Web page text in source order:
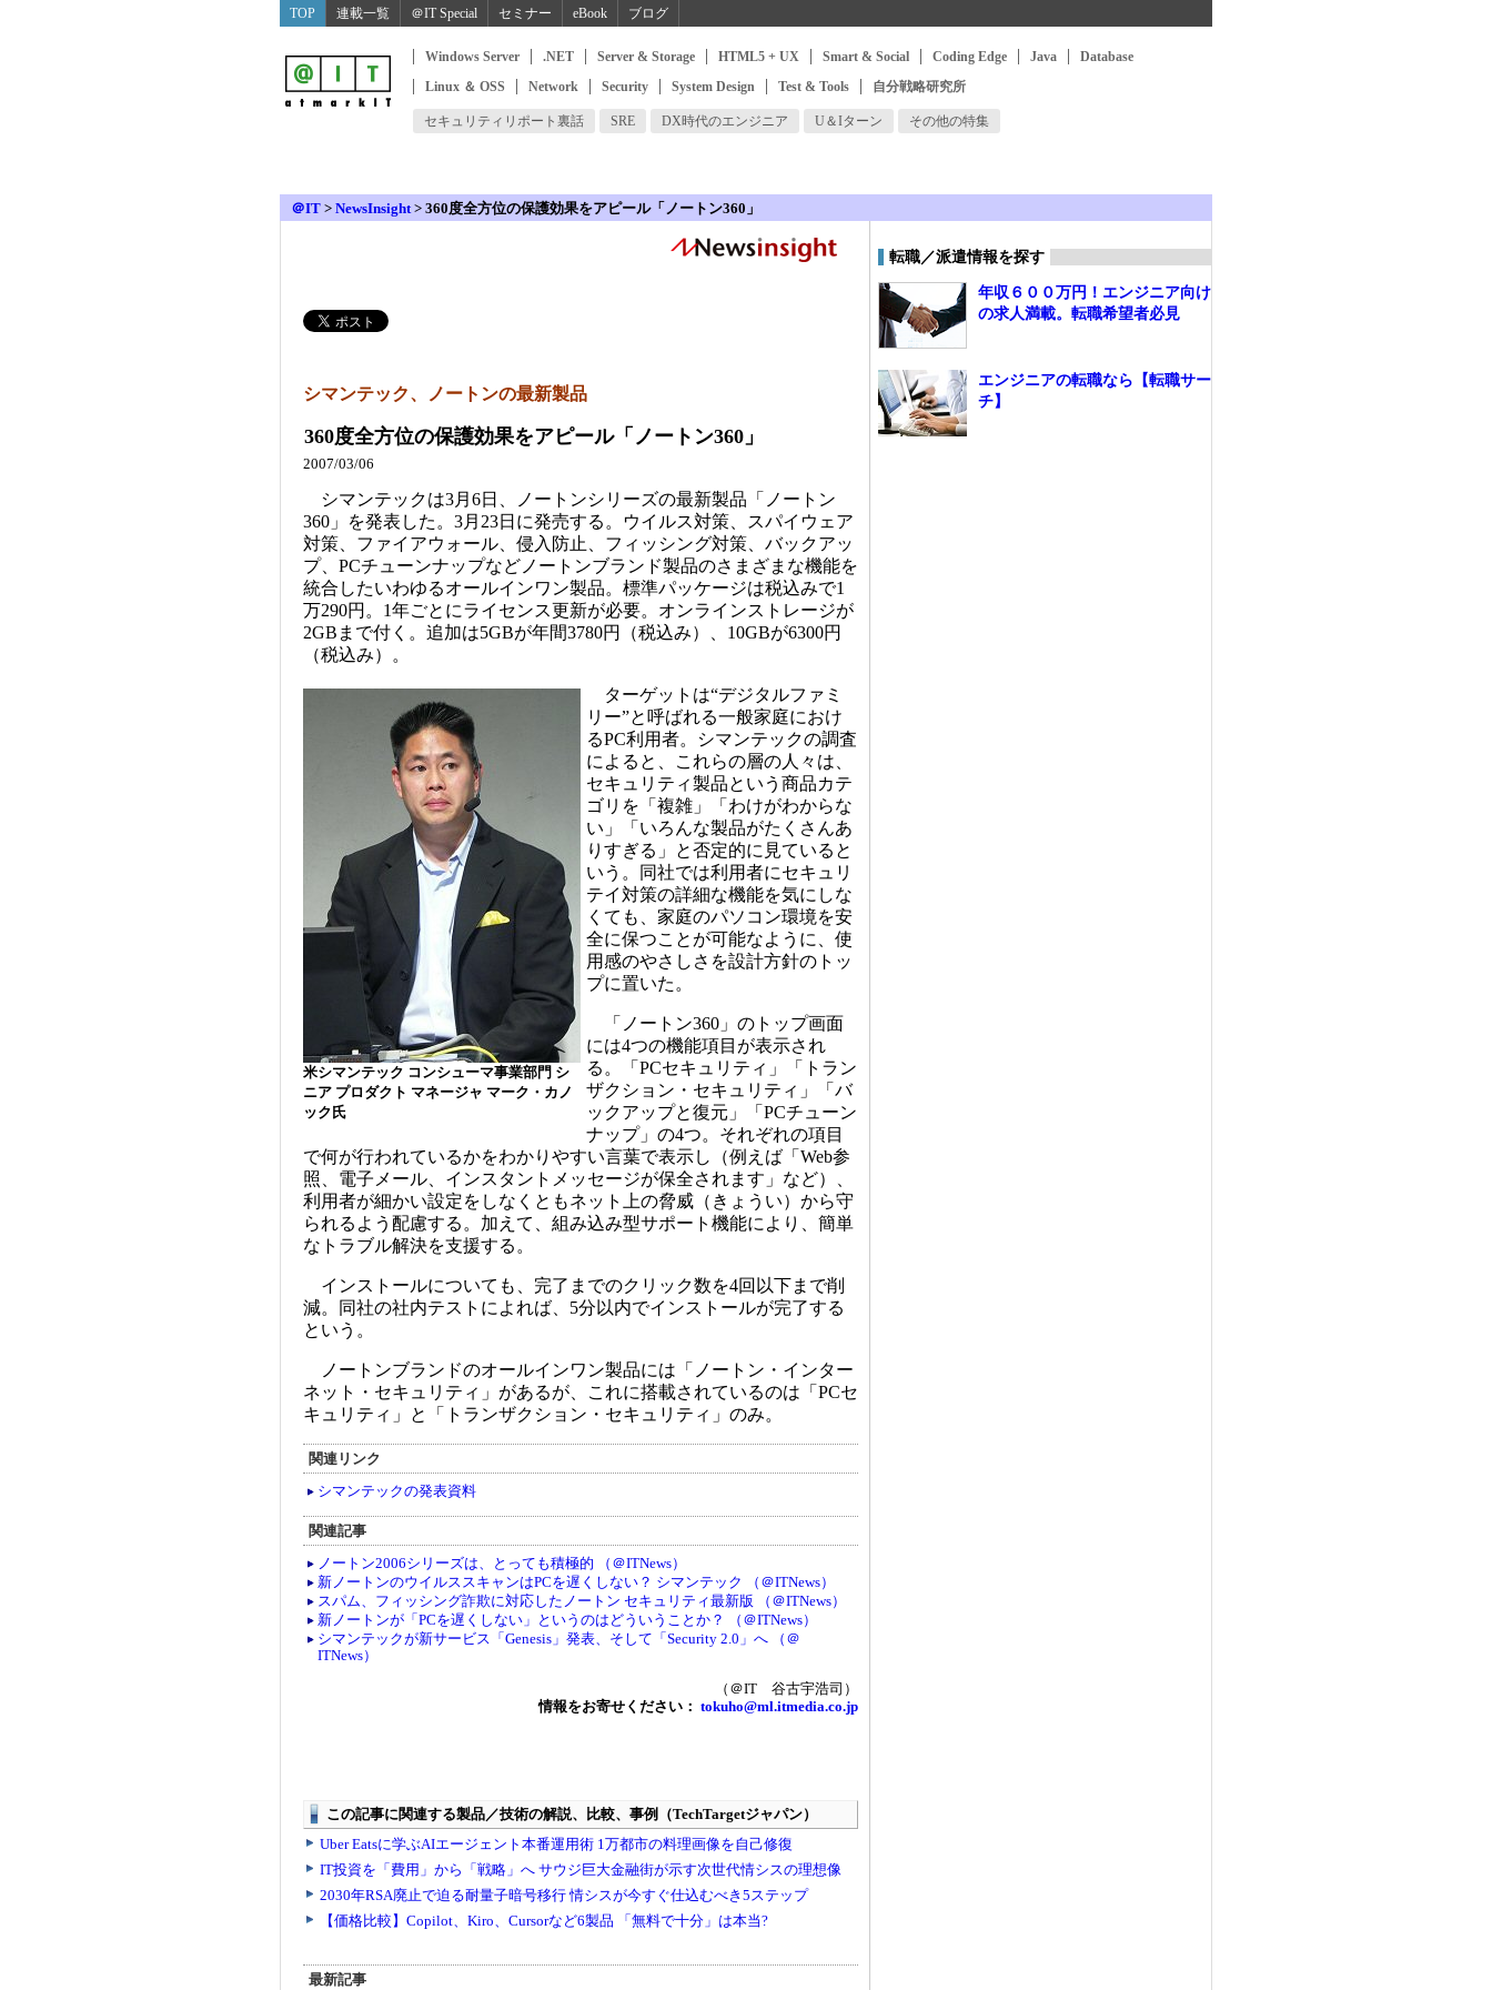
TOP 連載一覧 ＠IT Special セミナー eBook ブログ
Windows Server .NET Server & Storage HTML5 + UX Smart & Social Coding Edge Java
Database
Linux ＆ OSS
Network Security System Design Test & Tools 自分戦略研究所
セキュリティリポート裏話 SRE DX時代のエンジニア U＆Iターン その他の特集
＠IT > NewsInsight> 360度全方位の保護効果をアピール「ノートン360」
シマンテック、ノートンの最新製品
360度全方位の保護効果をアピール「ノートン360」
2007/03/06
シマンテックは3月6日、ノートンシリーズの最新製品「ノートン
360」を発表した。3月23日に発売する。ウイルス対策、スパイウェア
対策、ファイアウォール、侵入防止、フィッシング対策、バックアッ
プ、PCチューンナップなどノートンブランド製品のさまざまな機能を
統合したいわゆるオールインワン製品。標準パッケージは税込みで1
万290円。1年ごとにライセンス更新が必要。オンラインストレージが
2GBまで付く。追加は5GBが年間3780円（税込み）、10GBが6300円
（税込み）。
米シマンテック コンシューマ事業部門 シ
ニア プロダクト マネージャ マーク・カノ
ック氏
ターゲットは“デジタルファミ
リー”と呼ばれる一般家庭におけ
るPC利用者。シマンテックの調査
によると、これらの層の人々は、
セキュリティ製品という商品カテ
ゴリを「複雑」「わけがわからな
い」「いろんな製品がたくさんあ
りすぎる」と否定的に見ていると
いう。同社では利用者にセキュリ
テイ対策の詳細な機能を気にしな
くても、家庭のパソコン環境を安
全に保つことが可能なように、使
用感のやさしさを設計方針のトッ
プに置いた。
「ノートン360」のトップ画面
には4つの機能項目が表示され
る。「PCセキュリティ」「トラン
ザクション・セキュリティ」「バ
ックアップと復元」「PCチューン
ナップ」の4つ。それぞれの項目
で何が行われているかをわかりやすい言葉で表示し（例えば「Web参
照、電子メール、インスタントメッセージが保全されます」など）、
利用者が細かい設定をしなくともネット上の脅威（きょうい）から守
られるよう配慮する。加えて、組み込み型サポート機能により、簡単
なトラブル解決を支援する。
インストールについても、完了までのクリック数を4回以下まで削
減。同社の社内テストによれば、5分以内でインストールが完了する
という。
ノートンブランドのオールインワン製品には「ノートン・インター
ネット・セキュリティ」があるが、これに搭載されているのは「PCセ
キュリティ」と「トランザクション・セキュリティ」のみ。
関連リンク
シマンテックの発表資料
関連記事
ノートン2006シリーズは、とっても積極的 （＠ITNews）
新ノートンのウイルススキャンはPCを遅くしない？ シマンテック （＠ITNews）
スパム、フィッシング詐欺に対応したノートン セキュリティ最新版 （＠ITNews）
新ノートンが「PCを遅くしない」というのはどういうことか？ （＠ITNews）
シマンテックが新サービス「Genesis」発表、そして「Security 2.0」へ （＠
ITNews）
（＠IT 谷古宇浩司）
情報をお寄せください： tokuho@ml.itmedia.co.jp
最新記事
転職／派遣情報を探す
年収６００万円！エンジニア向け
の求人満載。転職希望者必見
エンジニアの転職なら【転職サー
チ】